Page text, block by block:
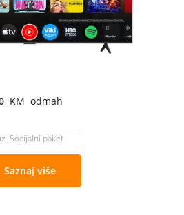
KM odmah
Socijalni paket
Saznaj više